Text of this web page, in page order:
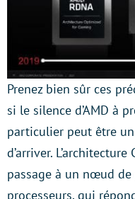
Prenez bien sûr ces
si le silence d’AMD à
particulier peut être
d’arriver.
passage à un nœud de
processeurs, qui